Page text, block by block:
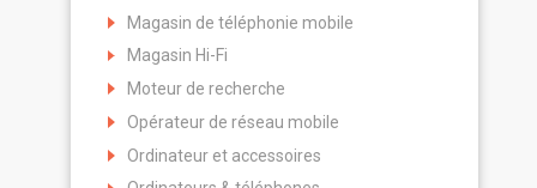
Magasin de téléphonie mobile
Magasin Hi-Fi
Moteur de recherche
Opérateur de réseau mobile
Ordinateur et accessoires